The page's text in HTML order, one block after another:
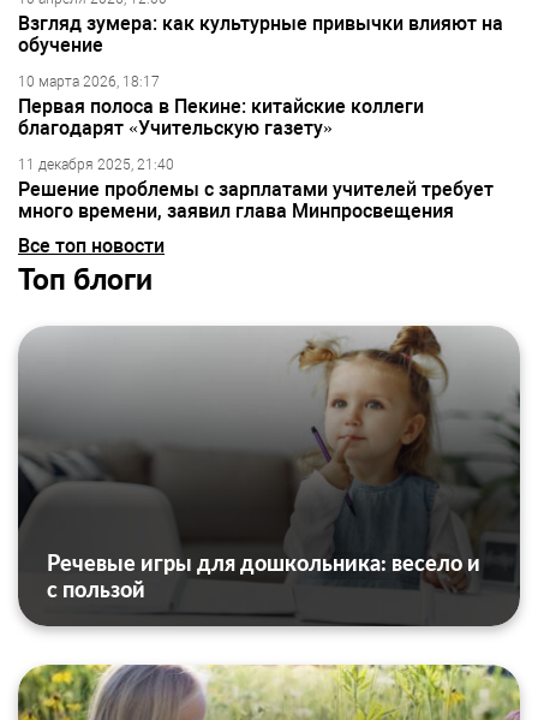
Взгляд зумера: как культурные привычки влияют на
обучение
10 марта 2026, 18:17
Первая полоса в Пекине: китайские коллеги
благодарят «Учительскую газету»
11 декабря 2025, 21:40
Решение проблемы с зарплатами учителей требует
много времени, заявил глава Минпросвещения
Все топ новости
Топ блоги
Речевые игры для дошкольника: весело и
с пользой